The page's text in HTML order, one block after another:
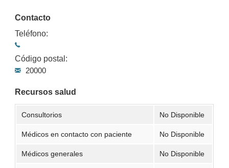
Contacto
Teléfono:
Código postal:
20000
Recursos salud
Consultorios No Disponible
Médicos en contacto con paciente No Disponible
Médicos generales No Disponible